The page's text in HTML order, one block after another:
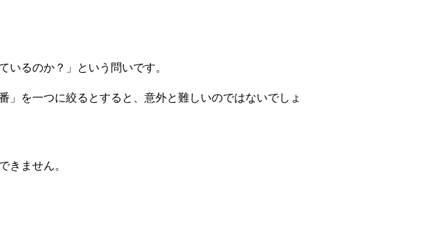
いるのか？」という問いです。
を一つに絞るとすると、意外と難しいのではないでしょ
きません。